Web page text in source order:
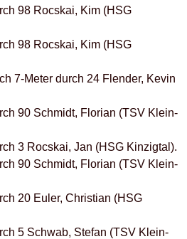
98 Rocskai, Kim (HSG
98 Rocskai, Kim (HSG
Meter durch 24 Flender, Kevin
90 Schmidt, Florian (TSV Klein-
3 Rocskai, Jan (HSG Kinzigtal).
90 Schmidt, Florian (TSV Klein-
20 Euler, Christian (HSG
5 Schwab, Stefan (TSV Klein-